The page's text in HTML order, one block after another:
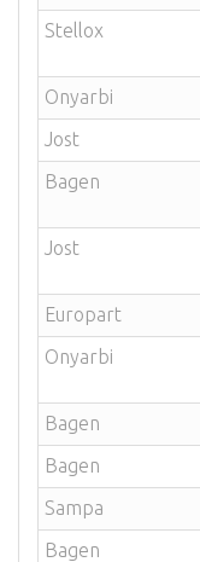
Stellox
Onyarbi
Jost
Bagen
Jost
Europart
Onyarbi
Bagen
Bagen
Sampa
Bagen